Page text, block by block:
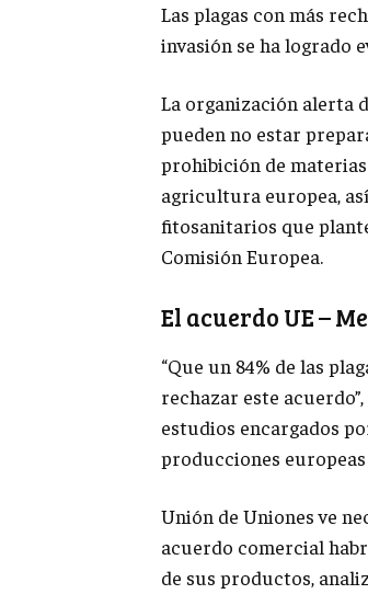
Las plagas con más
invasión se ha logrado
La organización alerta
pueden no estar
prohibición de
agricultura europea,
fitosanitarios que
Comisión Europea.
El acuerdo UE –
“Que un 84% de las
rechazar este
estudios encargados
producciones
Unión de Uniones ve
acuerdo comercial
de sus productos,